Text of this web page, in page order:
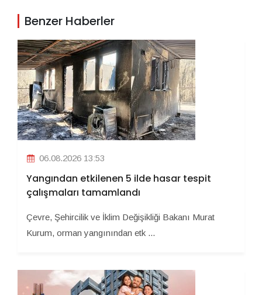
Benzer Haberler
06.08.2026 13:53
Yangından etkilenen 5 ilde hasar tespit
çalışmaları tamamlandı
Çevre, Şehircilik ve İklim Değişikliği Bakanı Murat
Kurum, orman yangınından etk ...